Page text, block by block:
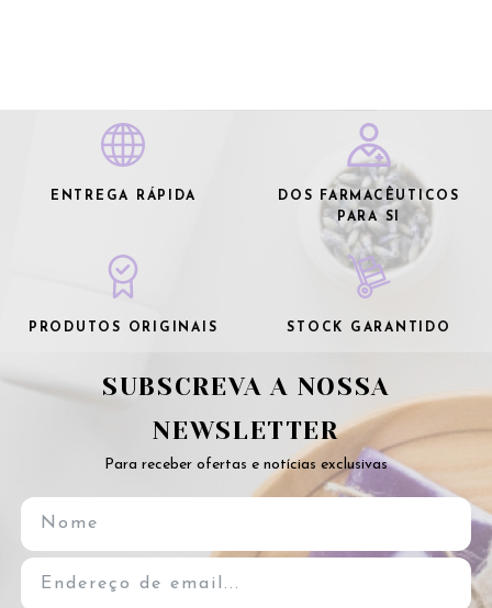
ENTREGA RÁPIDA
DOS FARMACÊUTICOS
PARA SI
PRODUTOS ORIGINAIS STOCK GARANTIDO
SUBSCREVA A NOSSA
NEWSLETTER
Para receber ofertas e notícias exclusivas